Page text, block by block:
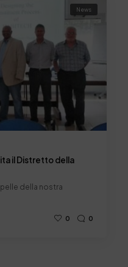
News
il Distretto della
della nostra
0 0